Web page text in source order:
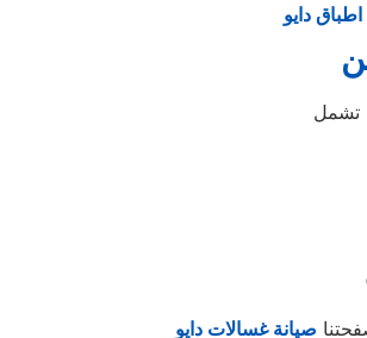
دايو
صيانة غسالات دايو